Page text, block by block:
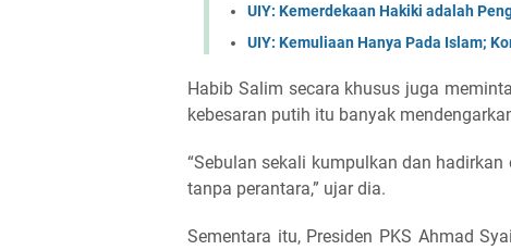
UIY: Kemerdekaan Hakiki adalah
UIY: Kemuliaan Hanya Pada Islam;
Habib Salim secara khusus juga
kebesaran putih itu banyak
“Sebulan sekali kumpulkan dan
tanpa perantara,” ujar dia.
Sementara itu, Presiden PKS Ahmad